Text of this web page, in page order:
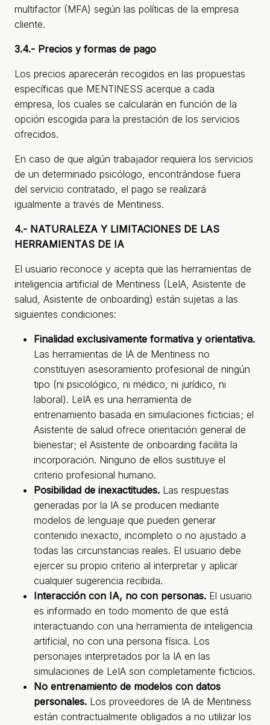
multifactor (MFA) según las políticas de la empresa
cliente.
3.4.- Precios y formas de pago
Los precios aparecerán recogidos en las propuestas
específicas que MENTINESS acerque a cada
empresa, los cuales se calcularán en función de la
opción escogida para la prestación de los servicios
ofrecidos.
En caso de que algún trabajador requiera los servicios
de un determinado psicólogo, encontrándose fuera
del servicio contratado, el pago se realizará
igualmente a través de Mentiness.
4.- NATURALEZA Y LIMITACIONES DE LAS
HERRAMIENTAS DE IA
El usuario reconoce y acepta que las herramientas de
inteligencia artificial de Mentiness (LeIA, Asistente de
salud, Asistente de onboarding) están sujetas a las
siguientes condiciones:
Finalidad exclusivamente formativa y orientativa.
Las herramientas de IA de Mentiness no
constituyen asesoramiento profesional de ningún
tipo (ni psicológico, ni médico, ni jurídico, ni
laboral). LeIA es una herramienta de
entrenamiento basada en simulaciones ficticias; el
Asistente de salud ofrece orientación general de
bienestar; el Asistente de onboarding facilita la
incorporación. Ninguno de ellos sustituye el
criterio profesional humano.
Posibilidad de inexactitudes. Las respuestas
generadas por la IA se producen mediante
modelos de lenguaje que pueden generar
contenido inexacto, incompleto o no ajustado a
todas las circunstancias reales. El usuario debe
ejercer su propio criterio al interpretar y aplicar
cualquier sugerencia recibida.
Interacción con IA, no con personas. El usuario
es informado en todo momento de que está
interactuando con una herramienta de inteligencia
artificial, no con una persona física. Los
personajes interpretados por la IA en las
simulaciones de LeIA son completamente ficticios.
No entrenamiento de modelos con datos
personales. Los proveedores de IA de Mentiness
están contractualmente obligados a no utilizar los